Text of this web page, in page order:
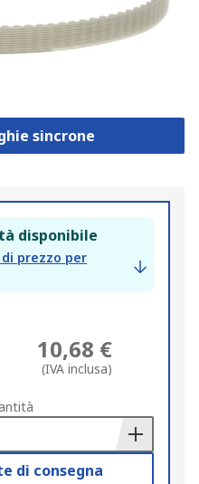
sincrone
disponibile
prezzo per
10,68 €
(IVA inclusa)
di consegna